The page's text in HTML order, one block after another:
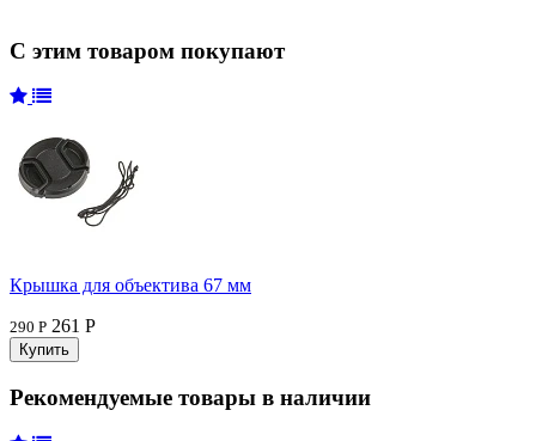
С этим товаром покупают
Крышка для объектива 67 мм
290 Р 261 Р
Рекомендуемые товары в наличии